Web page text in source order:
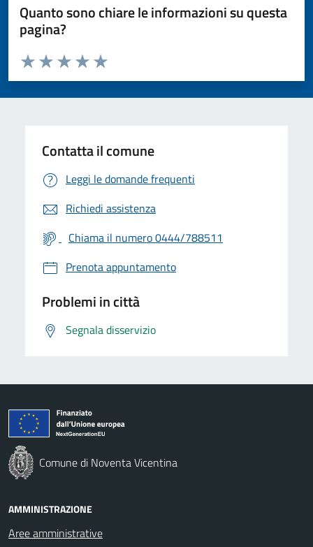
Quanto sono chiare le informazioni su questa
pagina?
Valuta da 1 a 5 stelle la pagina
Valuta 5 stelle su 5
Valuta 4 stelle su 5
Valuta 3 stelle su 5
Valuta 2 stelle su 5
Valuta 1 stelle su 5
Contatta il comune
Leggi le domande frequenti
Richiedi assistenza
Chiama il numero 0444/788511
Prenota appuntamento
Problemi in città
Segnala disservizio
Comune di Noventa Vicentina
AMMINISTRAZIONE
Aree amministrative